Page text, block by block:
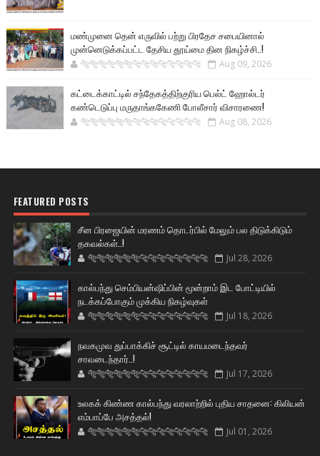
மண்முனை தென் எருவில் பற்று பிரதேச சபையினால்
முன்னெடுக்கப்பட்ட தேசிய தூய்மை தின நிகழ்ச்சி..!
🐅🐅🐅🐅🐅🐅🐆🐆🐆🐆🐆🐆🐆🐆 Aug 09, 2026
கட்டைக்காட்டில் சந்தேகத்திற்குரிய பெல்ட் ஹோல்டர்
கண்டெடுப்பு மருதாங்ககேணி போலீசார் விசாரணை!
🐅🐅🐅🐅🐅🐅🐆🐆🐆🐆🐆🐆🐆🐆 Aug 08, 2026
FEATURED POSTS
சீன பிரஜையின் மரணம் தொடர்பில் மேலும் பல திடுக்கிடும்
தகவல்கள்..!
🐅🐅🐅🐅🐅🐅🐆🐆🐆🐆🐆🐆🐆🐆 Jul 28, 2026
கால்பந்து செம்பியன்ஷிப்பின் மூன்றாம் இட போட்டியில்
நடக்கப்போகும் முக்கிய நிகழ்வுகள்
🐅🐅🐅🐅🐅🐅🐆🐆🐆🐆🐆🐆🐆🐆 Jul 18, 2026
நவகமுவ துப்பாக்கிச் சூட்டில் காயமடைந்தவர்
சாவடைந்தார்..!
🐅🐅🐅🐅🐅🐅🐆🐆🐆🐆🐆🐆🐆🐆 Jul 17, 2026
உலகக் கிண்ண கால்பந்து வரலாற்றில் புதிய சாதனை: கிலியன்
எம்பாப்பே அசத்தல்!
🐅🐅🐅🐅🐅🐅🐆🐆🐆🐆🐆🐆🐆🐆 Jul 01, 2026